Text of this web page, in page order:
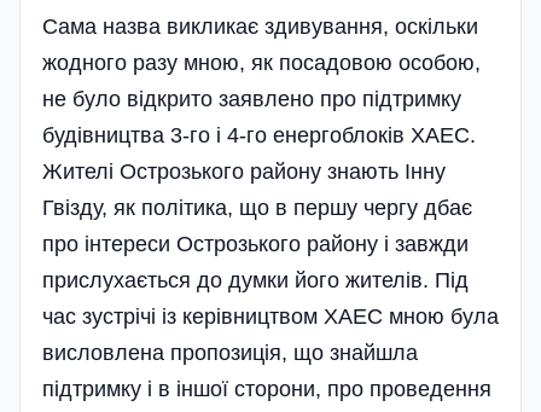
Сама назва викликає здивування, оскільки
жодного разу мною, як посадовою особою,
не було відкрито заявлено про підтримку
будівництва 3-го і 4-го енергоблоків ХАЕС.
Жителі Острозького району знають Інну
Гвізду, як політика, що в першу чергу дбає
про інтереси Острозького району і завжди
прислухається до думки його жителів. Під
час зустрічі із керівництвом ХАЕС мною була
висловлена пропозиція, що знайшла
підтримку і в іншої сторони, про проведення